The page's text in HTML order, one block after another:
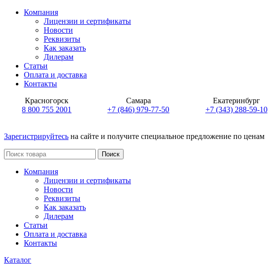
Компания
Лицензии и сертификаты
Новости
Реквизиты
Как заказать
Дилерам
Статьи
Оплата и доставка
Контакты
Красногорск
8 800 755 2001
Самара
+7 (846) 979-77-50
Екатеринбург
+7 (343) 288-59-10
Зарегистрируйтесь на сайте и получите специальное предложение по ценам
Поиск
Компания
Лицензии и сертификаты
Новости
Реквизиты
Как заказать
Дилерам
Статьи
Оплата и доставка
Контакты
Каталог